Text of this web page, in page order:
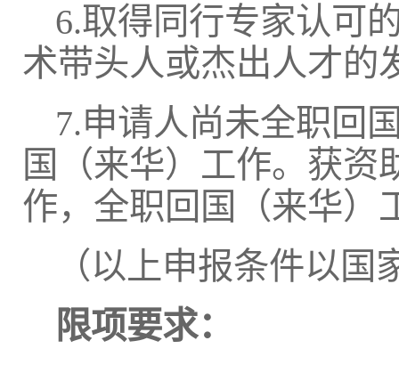
6.取得同行专家认可
术带头人或杰出人才的
7.申请人尚未全职回
国（来华）工作。获资
作，全职回国（来华）
（以上申报条件以
限项要求：